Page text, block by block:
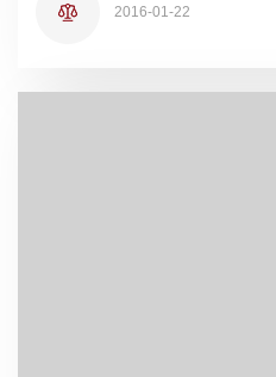
2016-01-22